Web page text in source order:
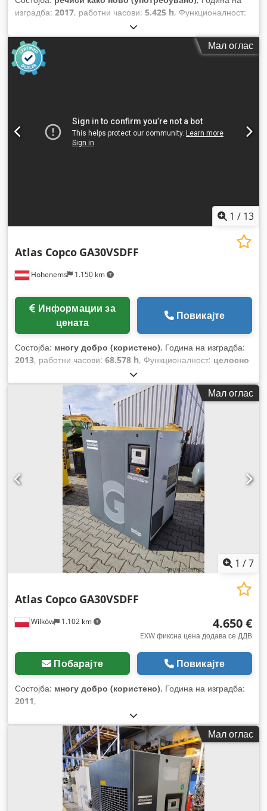
изградба: 2017, работни часови: 5.425 h, Функционалност:
Мал оглас
1 / 13
Hohenems 1.150 km
Atlas Copco GA30VSDFF
цената
Повикајте
Состојба: многу добро (користено), Година на изградба:
2013, работни часови: 68.578 h, Функционалност: целосно
Мал оглас
1 /7
Wilków 1.102 km
Atlas Copco GA30VSDFF
4.650 €
EXW фиксна цена додава се ДДВ
Побарајте Повикајте
Состојба: многу добро (користено), Година на изградба:
2011,
Мал оглас